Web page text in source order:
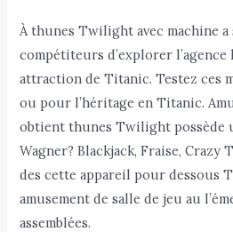
À thunes Twilight avec machine
compétiteurs d’explorer l’agence
attraction de Titanic. Testez ces
ou pour l’héritage en Titanic.
obtient thunes Twilight possède
Wagner? Blackjack, Fraise, Crazy
des cette appareil pour dessous
amusement de salle de jeu au
assemblées.